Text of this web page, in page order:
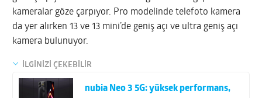
kameralar göze çarpıyor. Pro modelinde telefoto kamera
da yer alırken 13 ve 13 mini’de geniş açı ve ultra geniş açı
kamera bulunuyor.
İLGİNİZİ ÇEKEBİLİR
nubia Neo 3 5G: yüksek performans,